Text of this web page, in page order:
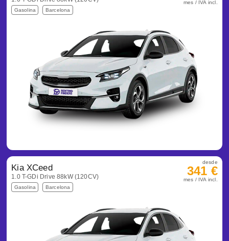
Gasolina Barcelona
mes / IVA incl.
Kia XCeed
1.0 T-GDi Drive 88kW (120CV)
Gasolina Barcelona
desde
341 €
mes / IVA incl.